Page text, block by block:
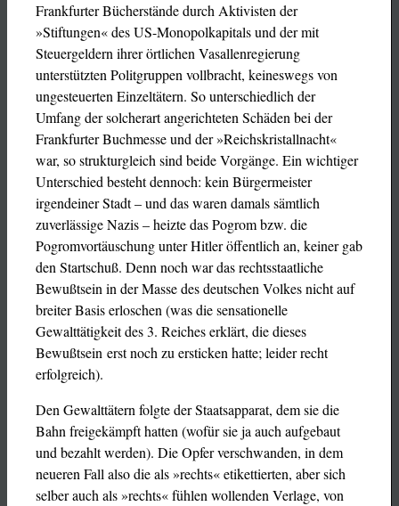
Frankfurter Bücherstände durch Aktivisten der
»Stiftungen« des US-Monopolkapitals und der mit
Steuergeldern ihrer örtlichen Vasallenregierung
unterstützten Politgruppen vollbracht, keineswegs von
ungesteuerten Einzeltätern. So unterschiedlich der
Umfang der solcherart angerichteten Schäden bei der
Frankfurter Buchmesse und der »Reichskristallnacht«
war, so strukturgleich sind beide Vorgänge. Ein wichtiger
Unterschied besteht dennoch: kein Bürgermeister
irgendeiner Stadt – und das waren damals sämtlich
zuverlässige Nazis – heizte das Pogrom bzw. die
Pogromvortäuschung unter Hitler öffentlich an, keiner gab
den Startschuß. Denn noch war das rechtsstaatliche
Bewußtsein in der Masse des deutschen Volkes nicht auf
breiter Basis erloschen (was die sensationelle
Gewalttätigkeit des 3. Reiches erklärt, die dieses
Bewußtsein erst noch zu ersticken hatte; leider recht
erfolgreich).
Den Gewalttätern folgte der Staatsapparat, dem sie die
Bahn freigekämpft hatten (wofür sie ja auch aufgebaut
und bezahlt werden). Die Opfer verschwanden, in dem
neueren Fall also die als »rechts« etikettierten, aber sich
selber auch als »rechts« fühlen wollenden Verlage, von